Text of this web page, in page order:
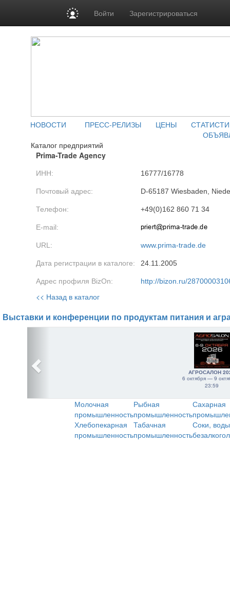
Войти Зарегистрироваться
НОВОСТИ ПРЕСС-РЕЛИЗЫ ЦЕНЫ
Каталог предприятий
Prima-Trade Agency
ИНН: 16777/16778
Почтовый адрес: D-65187 Wiesbaden,
Телефон: +49(0)162 860 71 34
E-mail:
URL: www.prima-trade.de
Дата регистрации в каталоге: 24.11.2005
Адрес профиля BizOn: http://bizon.ru/
<< Назад в каталог
Выставки и конференции по продуктам питания и
АГРОСАЛОН
6 октября — 9
23:59
Молочная
промышленность
Рыбная
промышленность
Сахарная
Хлебопекарная
промышленность
Табачная
промышленность
Соки,